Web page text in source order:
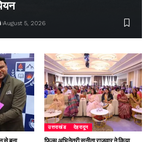
August 5, 2026
उत्तराखंड देहरादून